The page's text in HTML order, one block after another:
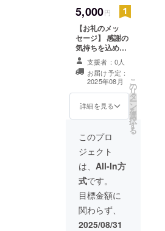
5,000円
【お礼のメッ
セージ】 感謝の
気持ちを込め
て、お礼のメッ
セージをお送り
します。
支援者：0人
お届け予定：
2025年08月
詳細を見る
こ
の
リ
タ
ー
ン
を
選
択
す
る
このプロ
ジェクト
は、 All-In方
式です。
目標金額に
関わらず、
2025/08/31